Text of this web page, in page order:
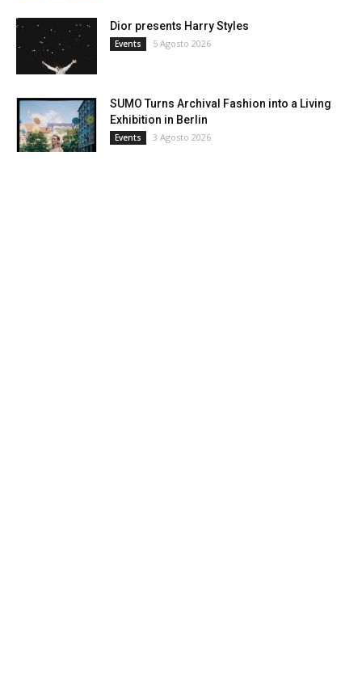
Dior presents Harry Styles
Events 5 Agosto 2026
SUMO Turns Archival Fashion into a Living
Exhibition in Berlin
Events 3 Agosto 2026